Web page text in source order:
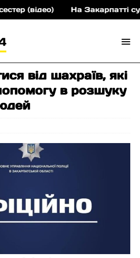
(відео) На Закарпатті
від шахраїв, які
в розшуку